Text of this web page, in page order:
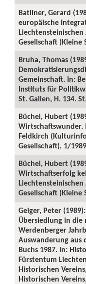
Batliner, Gerard
europäische
Liechtensteinischen
Gesellschaft (Kleine
Bruha, Thomas
Gemeinschaft. In:
Instituts für
St. Gallen, H. 134.
Büchel, Hubert
Wirtschaftswunder.
Feldkirch
Gesellschaft), 1/
Büchel, Hubert
Wirtschaftserfolg
Liechtensteinischen
Gesellschaft (Kleine
Geiger, Peter
Übersiedlung in die
Werdenberger
Auswanderung aus
Buchs 1987. In:
Fürstentum
Historischen
Historischen